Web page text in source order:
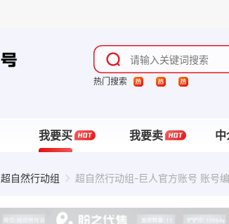
热门搜索
我要买 我要卖
超自然行动组 超自然行动组-巨人官方账号 账号